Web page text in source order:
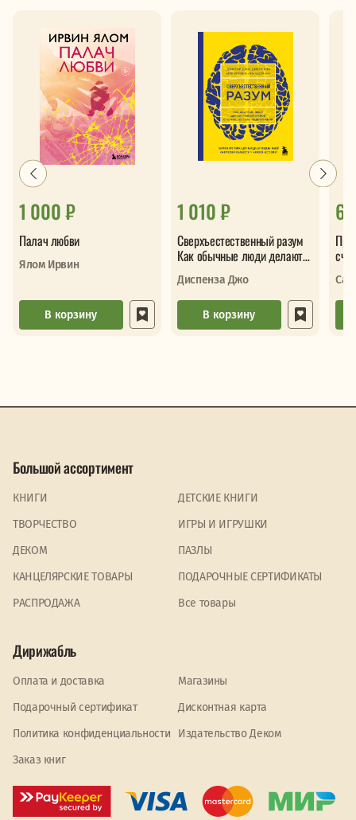
1 000 ₽
Палач любви
Ялом Ирвин
В корзину
1 010 ₽
Сверхъестественный разум
Как обычные люди делают
невозможное с помощью
силы подс
Диспенза Джо
В корзину
Большой ассортимент
КНИГИ
ДЕТСКИЕ КНИГИ
ТВОРЧЕСТВО
ИГРЫ И ИГРУШКИ
ДЕКОМ
ПАЗЛЫ
КАНЦЕЛЯРСКИЕ ТОВАРЫ
ПОДАРОЧНЫЕ СЕРТИФИКАТЫ
PАСПРОДАЖА
Все товары
Дирижабль
Оплата и доставка
Магазины
Подарочный сертификат
Дисконтная карта
Политика конфиденциальности
Издательство Деком
Заказ книг